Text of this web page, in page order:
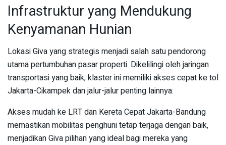
Infrastruktur yang Mendukung
Kenyamanan Hunian
Lokasi Giva yang strategis menjadi salah satu pendorong
utama pertumbuhan pasar properti. Dikelilingi oleh jaringan
transportasi yang baik, klaster ini memiliki akses cepat ke tol
Jakarta-Cikampek dan jalur-jalur penting lainnya.
Akses mudah ke LRT dan Kereta Cepat Jakarta-Bandung
memastikan mobilitas penghuni tetap terjaga dengan baik,
menjadikan Giva pilihan yang ideal bagi mereka yang